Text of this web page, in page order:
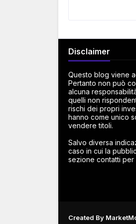
Disclaimer
Questo blog viene
Pertanto non può
alcuna
quelli non
rischi dei propri
hanno come unico
vendere titoli.
Salvo diversa
caso in cui la
sezione contatti per
Created By